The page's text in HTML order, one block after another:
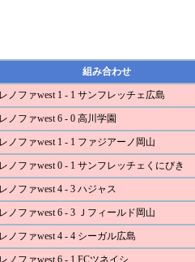
組み合わせ
レノファwest 1 - 1 サンフレッチェ広島
レノファwest 6 - 0 高川学園
レノファwest 1 - 1 ファジアーノ岡山
レノファwest 0 - 1 サンフレッチェくにびき
レノファwest 4 - 3 ハジャス
レノファwest 6 - 3 Ｊフィールド岡山
レノファwest 4 - 4 シーガル広島
レノファwest 6 - 1 FCツネイシ